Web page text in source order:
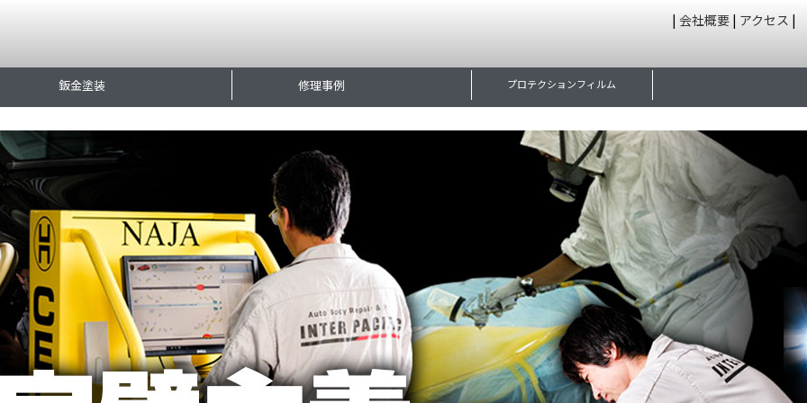
| 会社概要 | アクセス |
鈑金塗装 修理事例 プロテクションフィルム